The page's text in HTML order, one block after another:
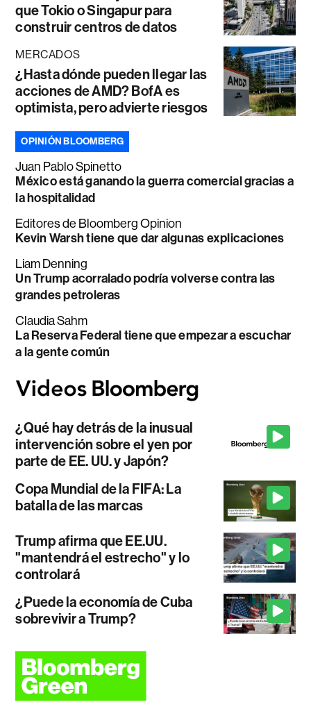
que Tokio o Singapur para
construir centros de datos
MERCADOS
¿Hasta dónde pueden llegar las
acciones de AMD? BofA es
optimista, pero advierte riesgos
OPINIÓN BLOOMBERG
Juan Pablo Spinetto
México está ganando la guerra comercial gracias a
la hospitalidad
Editores de Bloomberg Opinion
Kevin Warsh tiene que dar algunas explicaciones
Liam Denning
Un Trump acorralado podría volverse contra las
grandes petroleras
Claudia Sahm
La Reserva Federal tiene que empezar a escuchar
a la gente común
¿Qué hay detrás de la inusual
intervención sobre el yen por
parte de EE. UU. y Japón?
Copa Mundial de la FIFA: La
batalla de las marcas
Trump afirma que EE.UU.
"mantendrá el estrecho" y lo
controlará
¿Puede la economía de Cuba
sobrevivir a Trump?